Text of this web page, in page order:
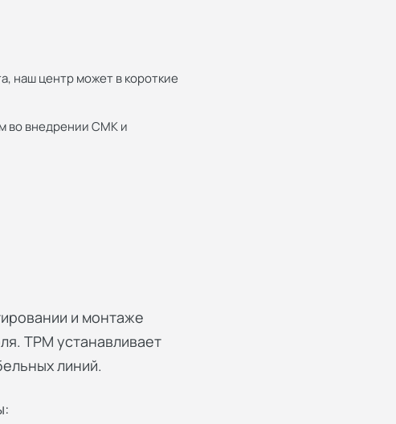
наш центр может в короткие
во внедрении СМК и
и монтаже
ТРМ устанавливает
линий.